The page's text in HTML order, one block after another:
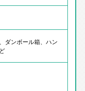
ダンボール箱、ハン